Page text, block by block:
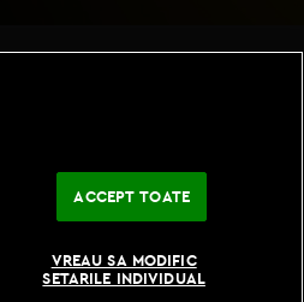
ACCEPT TOATE
VREAU SA MODIFIC
SETARILE INDIVIDUAL